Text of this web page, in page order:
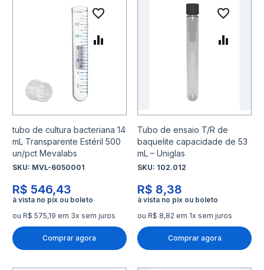
tubo de cultura bacteriana 14
mL Transparente Estéril 500
un/pct Mevalabs
SKU: MVL-6050001
R$ 546,43
ou R$ 575,19 em 3x sem juros
Comprar agora
Adicionar à lista de
Adicionar para Comparar
Tubo de ensaio T/R de
baquelite capacidade de 53
mL – Uniglas
SKU: 102.012
R$ 8,38
ou R$ 8,82 em 1x sem juros
Comprar agora